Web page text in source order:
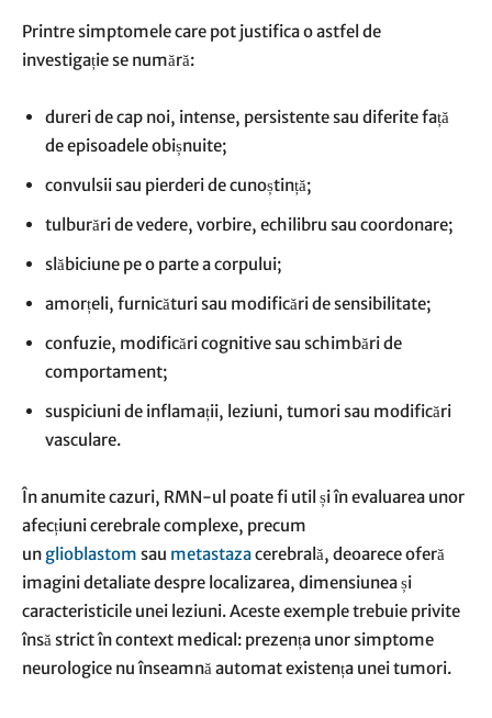
Printre simptomele care pot justifica o astfel de
investigație se numără:
dureri de cap noi, intense, persistente sau diferite față
de episoadele obișnuite;
convulsii sau pierderi de cunoștință;
tulburări de vedere, vorbire, echilibru sau coordonare;
slăbiciune pe o parte a corpului;
amorțeli, furnicături sau modificări de sensibilitate;
confuzie, modificări cognitive sau schimbări de
comportament;
suspiciuni de inflamații, leziuni, tumori sau modificări
vasculare.
În anumite cazuri, RMN-ul poate fi util și în evaluarea unor
afecțiuni cerebrale complexe, precum
un glioblastom sau metastazacerebrală, deoarece oferă
imagini detaliate despre localizarea, dimensiunea și
caracteristicile unei leziuni. Aceste exemple trebuie privite
însă strict în context medical: prezența unor simptome
neurologice nu înseamnă automat existența unei tumori.